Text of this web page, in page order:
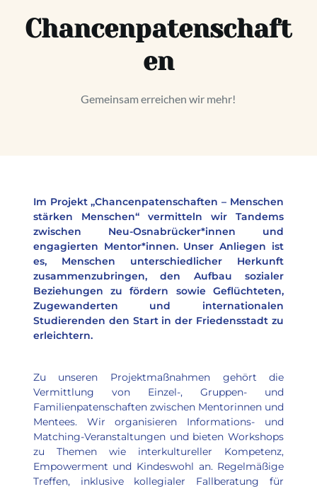
Chancenpatenschaft
en
Gemeinsam erreichen wir mehr!
Im Projekt „Chancenpatenschaften – Menschen
stärken Menschen“ vermitteln wir Tandems
zwischen Neu-Osnabrücker*innen und
engagierten Mentor*innen. Unser Anliegen ist
es, Menschen unterschiedlicher Herkunft
zusammenzubringen, den Aufbau sozialer
Beziehungen zu fördern sowie Geflüchteten,
Zugewanderten und internationalen
Studierenden den Start in der Friedensstadt zu
erleichtern.
Zu unseren Projektmaßnahmen gehört die
Vermittlung von Einzel-, Gruppen- und
Familienpatenschaften zwischen Mentorinnen und
Mentees. Wir organisieren Informations- und
Matching-Veranstaltungen und bieten Workshops
zu Themen wie interkultureller Kompetenz,
Empowerment und Kindeswohl an. Regelmäßige
Treffen, inklusive kollegialer Fallberatung für